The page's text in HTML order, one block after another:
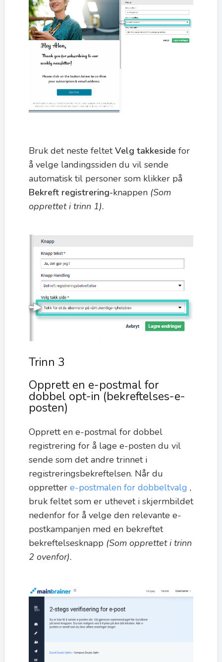
Bruk det neste feltetVelg takkeside for
å velge landingssiden du vil sende
automatisk til personer som klikker på
Bekreft registrering-knappen (Som
opprettet i trinn 1).
Trinn 3
Opprett en e-postmal for
dobbel opt-in (bekreftelses-e-
posten)
Opprett en e-postmal for dobbel
registrering for å lage e-posten du vil
sende som det andre trinnet i
registreringsbekreftelsen. Når du
oppretter e-postmalen for dobbeltvalg ,
bruk feltet som er uthevet i skjermbildet
nedenfor for å velge den relevante e-
postkampanjen med en bekreftet
bekreftelsesknapp (Som opprettet i trinn
2 ovenfor).